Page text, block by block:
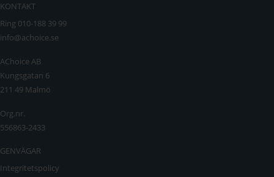
KONTAKT
Ring 010-188 39 99
info@achoice.se
AChoice AB
Kungsgatan 6
211 49 Malmö
Org.nr.
556863-2433
GENVÄGAR
Integritetspolicy